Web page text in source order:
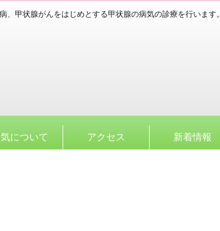
甲状腺がんをはじめとする甲状腺の病気の診療を行います。
について アクセス 新着情報